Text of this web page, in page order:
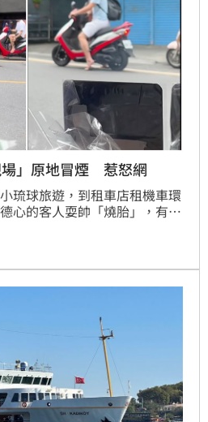
」原地冒煙 惹怒網
琉球旅遊，到租車店租機車環
心的客人耍帥「燒胎」，有民
租車業者表示，類似事情不是
。